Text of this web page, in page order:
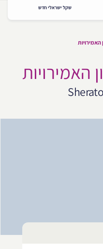
שקל ישראלי חדש
האמירויות
האמירויות